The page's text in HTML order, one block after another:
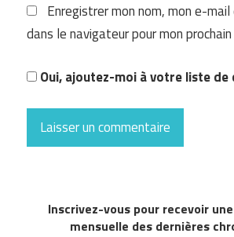
Enregistrer mon nom, mon e-
dans le navigateur pour mon
Oui, ajoutez-moi à votre liste
Inscrivez-vous pour recevoir
mensuelle des dernières